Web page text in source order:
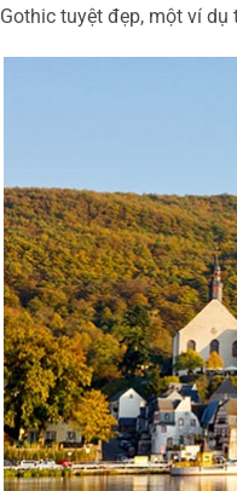
Gothic tuyệt đẹp, một ví dụ